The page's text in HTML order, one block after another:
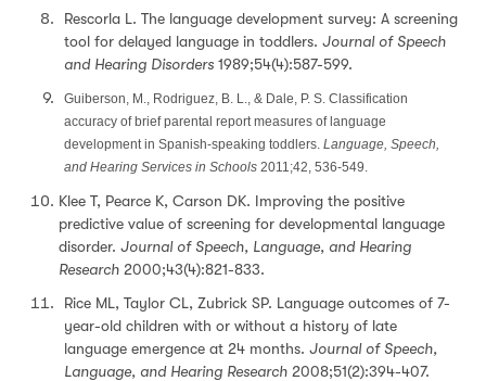
Rescorla L. The language development survey: A screening
tool for delayed language in toddlers. Journal of Speech
and Hearing Disorders 1989;54(4):587-599.
Guiberson, M., Rodriguez, B. L., & Dale, P. S. Classification
accuracy of brief parental report measures of language
development in Spanish-speaking toddlers. Language, Speech,
and Hearing Services in Schools 2011;42, 536-549.
Klee T, Pearce K, Carson DK. Improving the positive
predictive value of screening for developmental language
disorder. Journal of Speech, Language, and Hearing
Research 2000;43(4):821-833.
Rice ML, Taylor CL, Zubrick SP. Language outcomes of 7-
year-old children with or without a history of late
language emergence at 24 months. Journal of Speech,
Language, and Hearing Research 2008;51(2):394-407.